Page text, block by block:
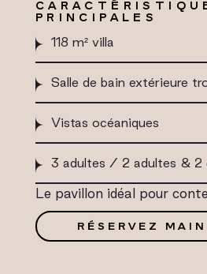
PRINCIPALES
118 m² villa
Salle de bain extérieure
Vistas océaniques
3 adultes / 2 adultes & 2
Le pavillon idéal pour
RÉSERVEZ